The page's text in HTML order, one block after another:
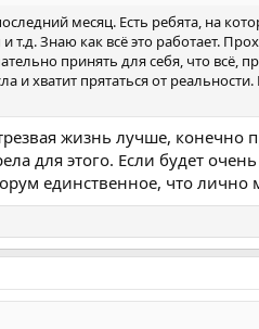
месяц. Есть ребята, на
Знаю как всё это работает.
принять для себя, что всё,
и хватит прятаться от
жизнь лучше,
для этого. Если будет
единственное, что